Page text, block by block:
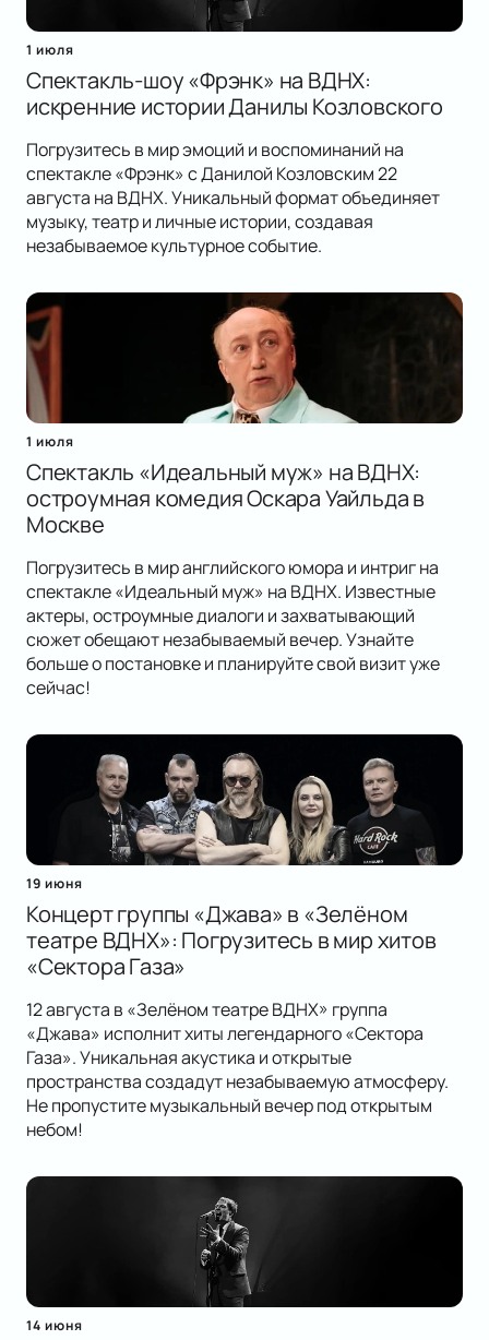
1 июля
Спектакль-шоу «Фрэнк» на ВДНХ:
искренние истории Данилы Козловского
Погрузитесь в мир эмоций и воспоминаний на
спектакле «Фрэнк» с Данилой Козловским 22
августа на ВДНХ. Уникальный формат объединяет
музыку, театр и личные истории, создавая
незабываемое культурное событие.
1 июля
Спектакль «Идеальный муж» на ВДНХ:
остроумная комедия Оскара Уайльда в
Москве
Погрузитесь в мир английского юмора и интриг на
спектакле «Идеальный муж» на ВДНХ. Известные
актеры, остроумные диалоги и захватывающий
сюжет обещают незабываемый вечер. Узнайте
больше о постановке и планируйте свой визит уже
сейчас!
19 июня
Концерт группы «Джава» в «Зелёном
театре ВДНХ»: Погрузитесь в мир хитов
«Сектора Газа»
12 августа в «Зелёном театре ВДНХ» группа
«Джава» исполнит хиты легендарного «Сектора
Газа». Уникальная акустика и открытые
пространства создадут незабываемую атмосферу.
Не пропустите музыкальный вечер под открытым
небом!
14 июня